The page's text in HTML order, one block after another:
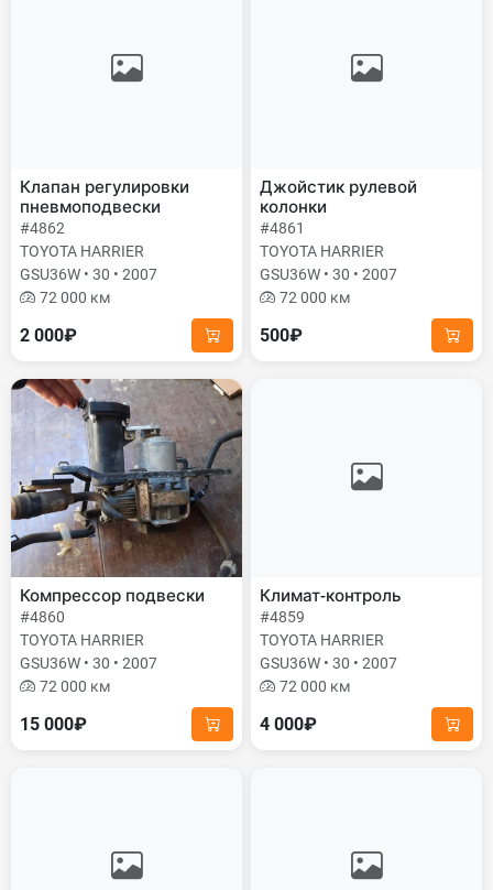
Клапан регулировки
пневмоподвески
#4862
TOYOTA HARRIER
GSU36W • 30 • 2007
72 000 км
2 000₽
Джойстик рулевой
колонки
#4861
TOYOTA HARRIER
GSU36W • 30 • 2007
72 000 км
500₽
Компрессор подвески
#4860
TOYOTA HARRIER
GSU36W • 30 • 2007
72 000 км
15 000₽
Климат-контроль
#4859
TOYOTA HARRIER
GSU36W • 30 • 2007
72 000 км
4 000₽